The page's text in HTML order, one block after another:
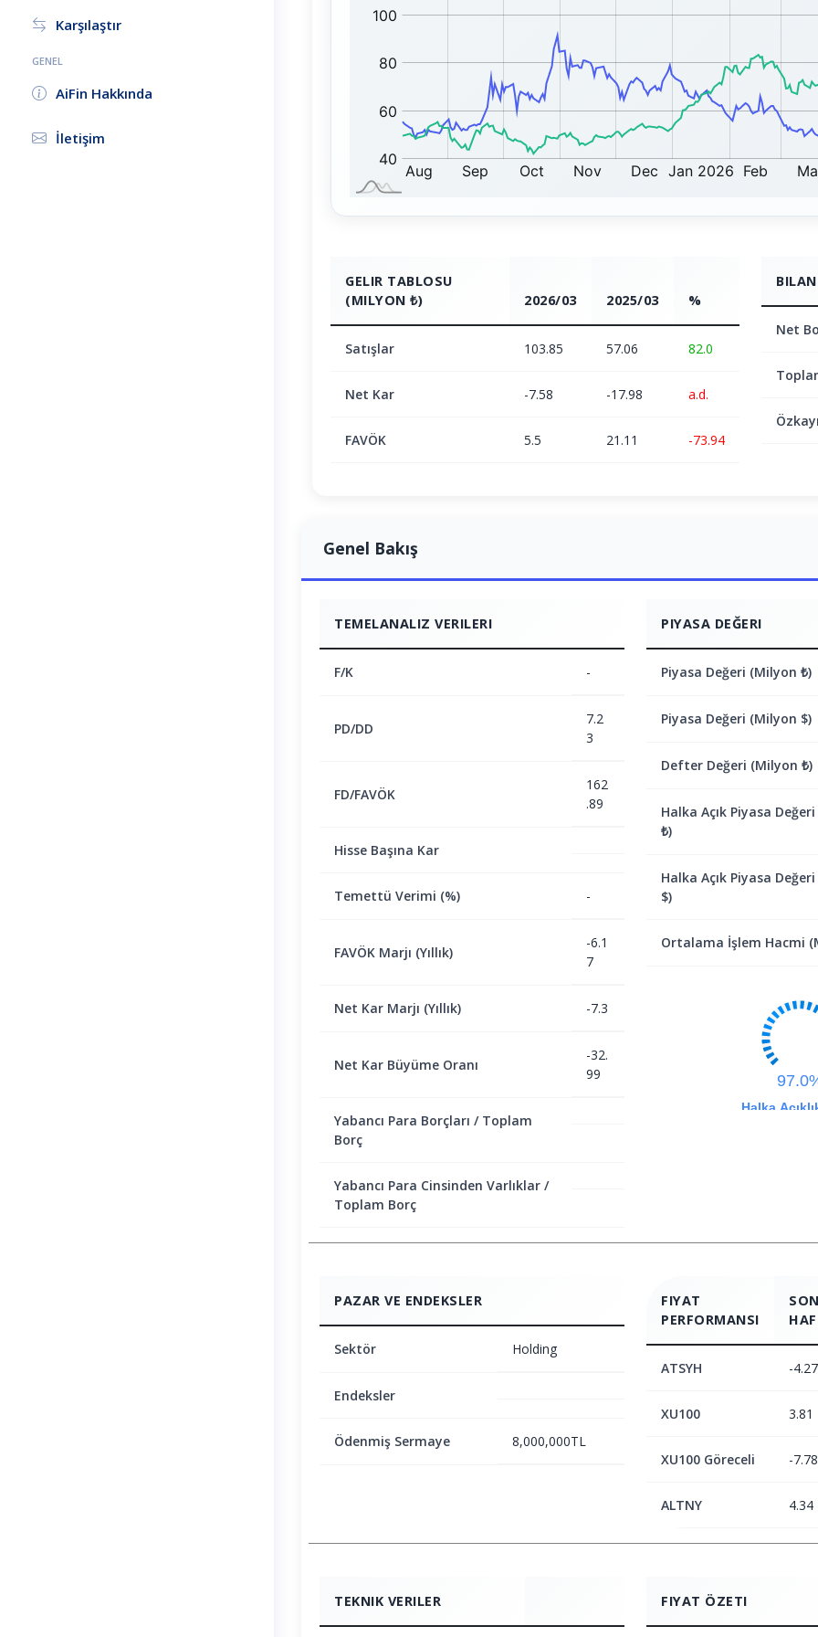
Karşılaştır
GENEL
AiFin Hakkında
İletişim
GELIR TABLOSU
(MILYON ₺)
2026/03 2025/03 %
Satışlar 103.85 57.06 82.0
Net Kar -7.58 -17.98 a.d.
FAVÖK 5.5 21.11 -73.94
Net
Genel Bakış
TEMELANALIZ VERILERI
F/K -
PD/DD
7.2
3
FD/FAVÖK
162
.89
Hisse Başına Kar
Temettü Verimi (%) -
FAVÖK Marjı (Yıllık)
-6.1
7
Net Kar Marjı (Yıllık) -7.3
Net Kar Büyüme Oranı
-32.
99
Yabancı Para Borçları / Toplam
Borç
Yabancı Para Cinsinden Varlıklar /
Toplam Borç
PIYASA DEĞERI
Piyasa Değeri (Milyon ₺)
Piyasa Değeri (Milyon $)
Defter Değeri (Milyon ₺)
Halka Açık Piyasa
₺)
Halka Açık Piyasa
$)
Ortalama İşlem Hacmi
Halka
PAZAR VE ENDEKSLER
Sektör Holding
Endeksler
Ödenmiş Sermaye 8,000,000TL
FIYAT
PERFORMANSI
ATSYH -4.27
XU100 3.81
XU100 Göreceli -7.78
ALTNY 4.34
TEKNIK VERILER FIYAT ÖZETI